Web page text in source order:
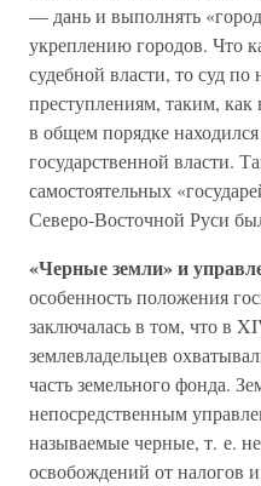
— дань и выполнять
укреплению городов. Что
судебной власти, то суд
преступлениям, таким, как
в общем порядке
государственной власти.
самостоятельных
Северо-Восточной Руси
«Черные земли» и
особенность положения
заключалась в том, что в
землевладельцев
часть земельного фонда.
непосредственным
называемые черные, т. е.
освобождений от налогов